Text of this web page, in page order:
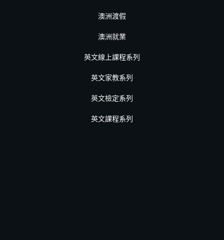
澳洲渡假
澳洲就業
英文線上課程系列
英文家教系列
英文檢定系列
英文課程系列